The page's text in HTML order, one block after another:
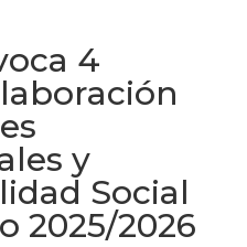
4
y
Social
2025/2026